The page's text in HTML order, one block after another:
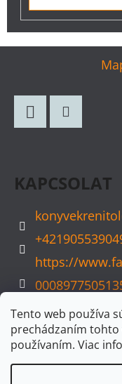
Tento web používa
prechádzaním tohto
používaním. Viac
KAPCSOLAT
konyvekrenitol
https://
konyvvarazs